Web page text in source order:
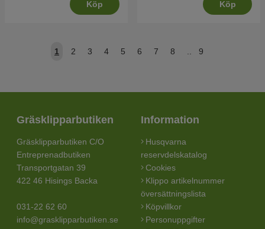
Köp Köp
1 2 3 4 5 6 7 8 9
Gräsklipparbutiken
Gräsklipparbutiken C/O
Entreprenadbutiken
Transportgatan 39
422 46 Hisings Backa
031-22 62 60
info@grasklipparbutiken.se
Information
Husqvarna
reservdelskatalog
Cookies
Klippo artikelnummer
översättningslista
Köpvillkor
Personuppgifter